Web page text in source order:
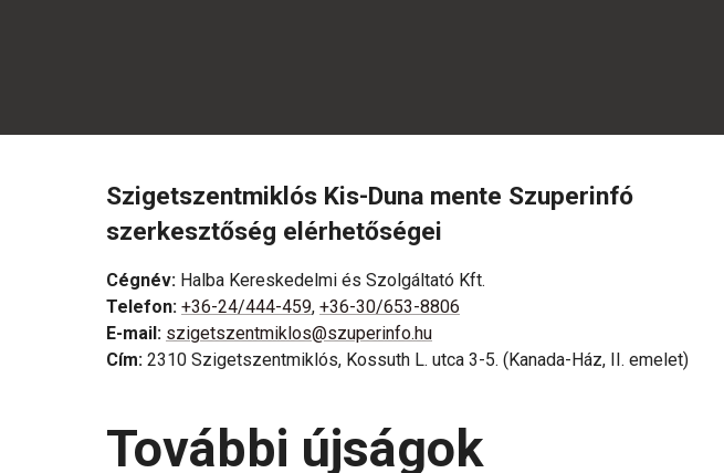
Szigetszentmiklós Kis-Duna mente Szuperinfó
szerkesztőség elérhetőségei
Cégnév: Halba Kereskedelmi és Szolgáltató Kft.
Telefon: +36-24/444-459, +36-30/653-8806
E-mail: szigetszentmiklos@szuperinfo.hu
Cím: 2310 Szigetszentmiklós, Kossuth L. utca 3-5. (Kanada-Ház, II. emelet)
További újságok